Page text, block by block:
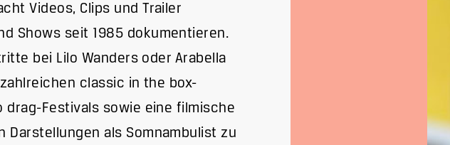
Videos, Clips und Trailer
Shows seit 1985 dokumentieren.
bei Lilo Wanders oder Arabella
classic in the box-
Festivals sowie eine filmische
Darstellungen als Somnambulist zu